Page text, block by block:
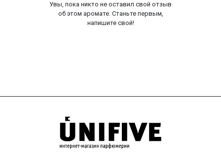
Увы, пока никто не оставил свой отзыв
об этом аромате. Станьте первым,
напишите свой!